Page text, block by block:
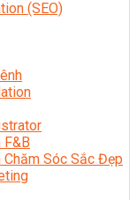
(SEO)
Sóc Sắc Đẹp